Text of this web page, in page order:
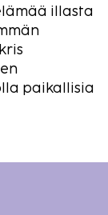
illasta
paikallisia